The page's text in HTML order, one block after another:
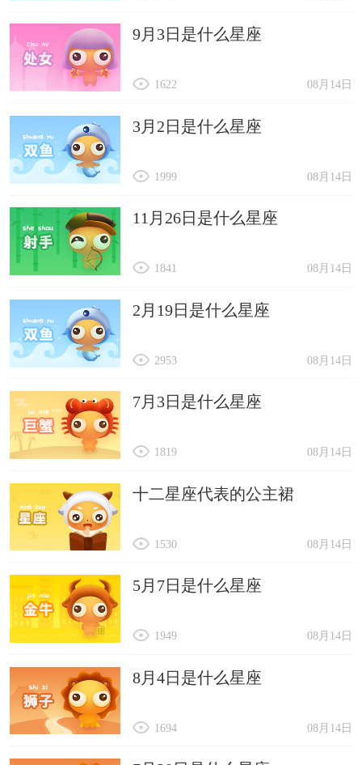
9月3日是什么星座
08月14日
1622
3月2日是什么星座
08月14日
1999
11月26日是什么星座
08月14日
1841
2月19日是什么星座
08月14日
2953
7月3日是什么星座
08月14日
1819
十二星座代表的公主裙
08月14日
1530
5月7日是什么星座
08月14日
1949
8月4日是什么星座
08月14日
1694